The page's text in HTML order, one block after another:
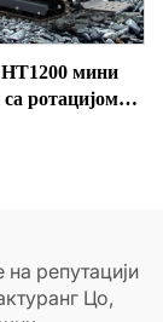
HT1200 мини
ротацијом
репутацији
Цо,